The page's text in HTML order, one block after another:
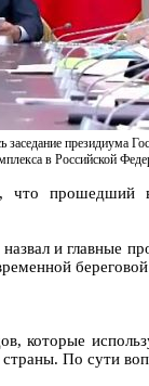
президиума
в Российской
что прошедший
и главные
которые
страны. По сути